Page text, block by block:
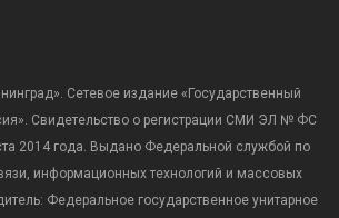
Сетевое издание «Государственный
Свидетельство о регистрации СМИ ЭЛ № ФС
2014 года. Выдано Федеральной службой по
информационных технологий и массовых
Федеральное государственное унитарное